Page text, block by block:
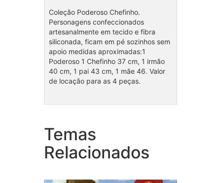
Coleção Poderoso Chefinho.
Personagens confeccionados
artesanalmente em tecido e fibra
siliconada, ficam em pé sozinhos sem
apoio medidas aproximadas:1
Poderoso 1 Chefinho 37 cm, 1 irmão
40 cm, 1 pai 43 cm, 1 mãe 46. Valor
de locação para as 4 peças.
Temas
Relacionados
Coleção Toy Story